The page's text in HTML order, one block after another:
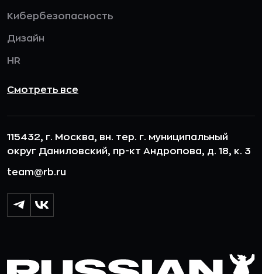
Кибербезопасность
Дизайн
HR
Смотреть все
115432, г. Москва, вн. тер. г. муниципальный
округ Даниловский, пр-кт Андропова, д. 18, к. 3
team@rb.ru